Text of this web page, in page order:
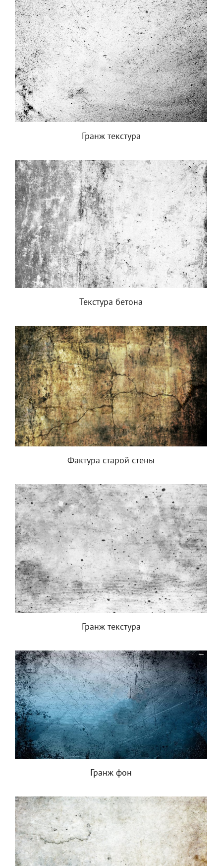
Гранж текстура
Текстура бетона
Фактура старой стены
Гранж текстура
Гранж фон